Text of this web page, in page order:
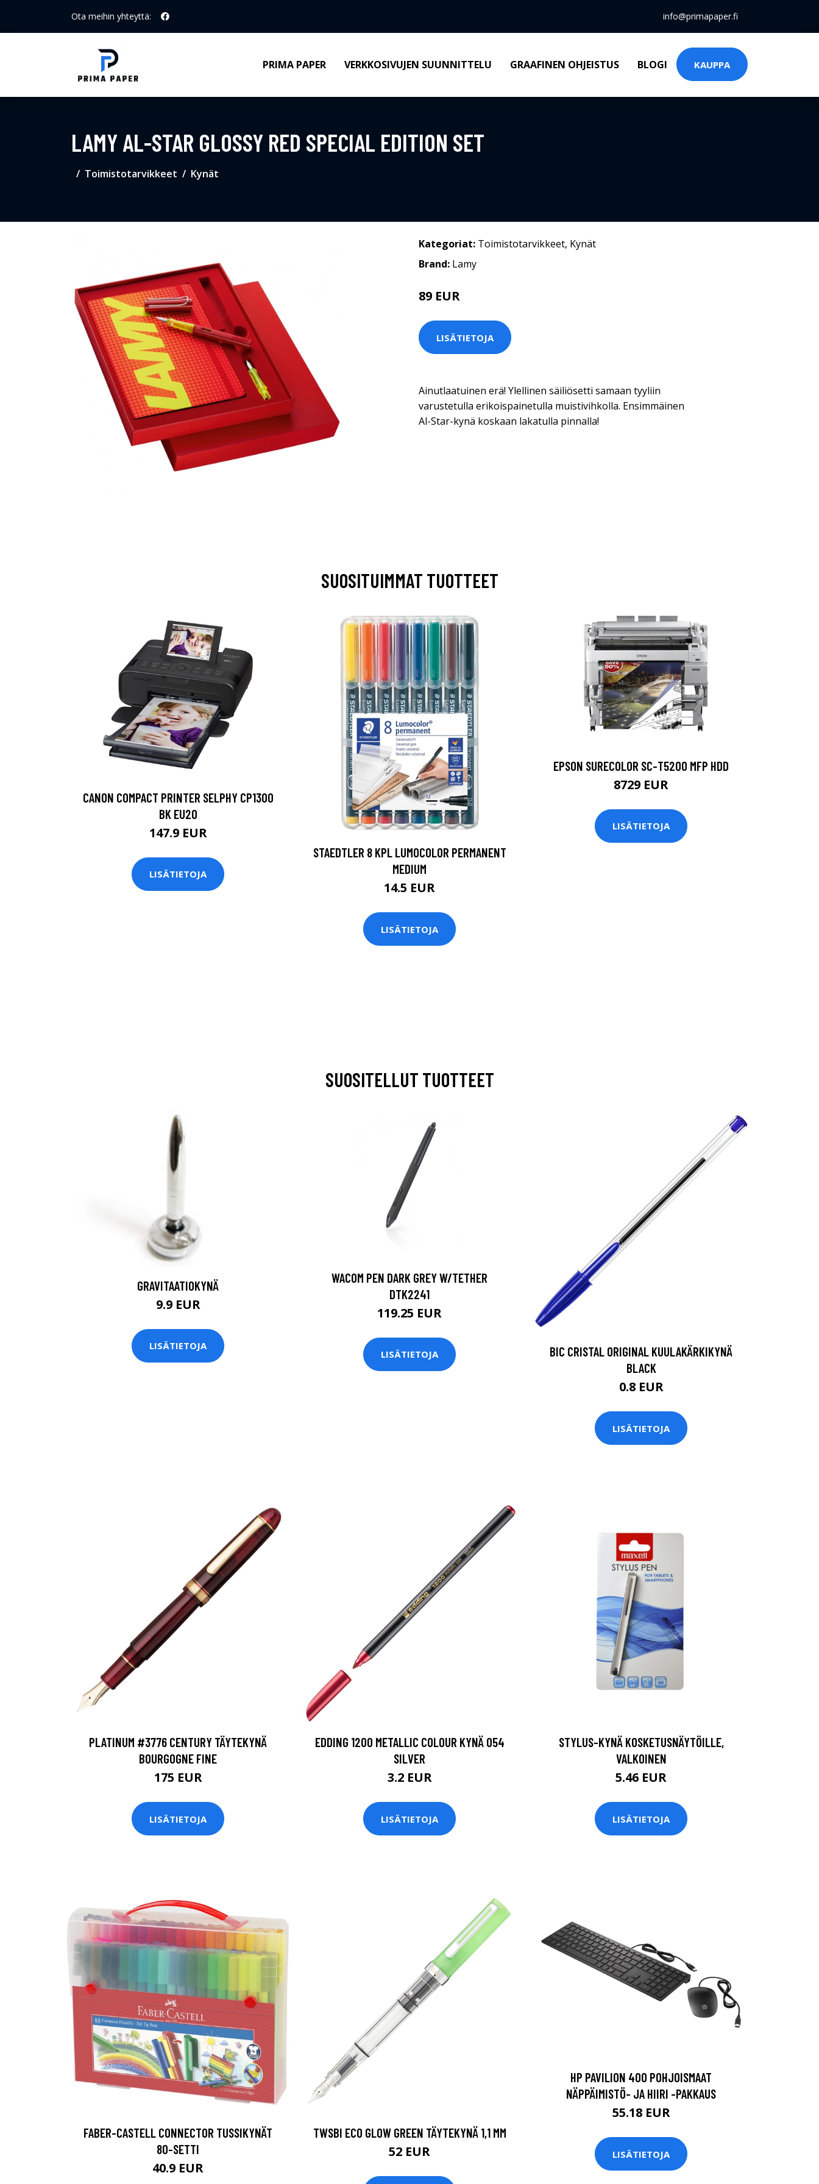
Ota meihin yhteyttä: info@primapaper.fi
PRIMA PAPER VERKKOSIVUJEN SUUNNITTELU GRAAFINEN OHJEISTUS BLOGI KAUPPA
LAMY AL-STAR GLOSSY RED SPECIAL EDITION SET
Toimistotarvikkeet Kynät
Kategoriat: Toimistotarvikkeet, Kynät
Brand: Lamy
89 EUR
LISÄTIETOJA
Ainutlaatuinen erä! Ylellinen säiliösetti samaan tyyliin
varustetulla erikoispainetulla muistivihkolla. Ensimmäinen
Al-Star-kynä koskaan lakatulla pinnalla!
SUOSITUIMMAT TUOTTEET
CANON COMPACT PRINTER SELPHY CP1300
BK EU20
147.9 EUR
LISÄTIETOJA
STAEDTLER 8 KPL LUMOCOLOR PERMANENT
MEDIUM
14.5 EUR
LISÄTIETOJA
EPSON SURECOLOR SC-T5200 MFP HDD
8729 EUR
LISÄTIETOJA
SUOSITELLUT TUOTTEET
GRAVITAATIOKYNÄ
9.9 EUR
LISÄTIETOJA
WACOM PEN DARK GREY W/TETHER
DTK2241
119.25 EUR
LISÄTIETOJA
BIC CRISTAL ORIGINAL KUULAKÄRKIKYNÄ
BLACK
0.8 EUR
LISÄTIETOJA
PLATINUM #3776 CENTURY TÄYTEKYNÄ
BOURGOGNE FINE
175 EUR
LISÄTIETOJA
EDDING 1200 METALLIC COLOUR KYNÄ 054
SILVER
3.2 EUR
LISÄTIETOJA
STYLUS-KYNÄ KOSKETUSNÄYTÖILLE,
VALKOINEN
5.46 EUR
LISÄTIETOJA
FABER-CASTELL CONNECTOR TUSSIKYNÄT
80-SETTI
40.9 EUR
TWSBI ECO GLOW GREEN TÄYTEKYNÄ 1,1 MM
52 EUR
HP PAVILION 400 POHJOISMAAT
NÄPPÄIMISTÖ- JA HIIRI -PAKKAUS
55.18 EUR
LISÄTIETOJA